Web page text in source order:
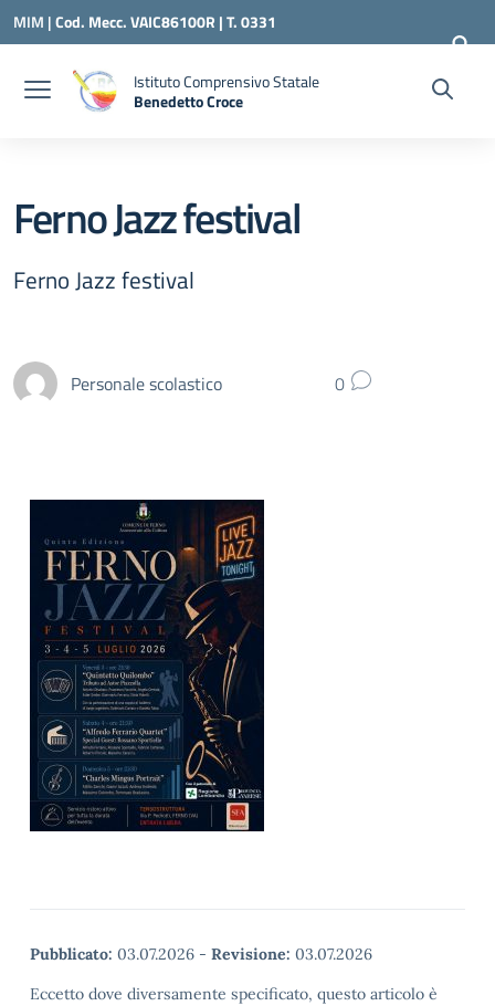
Vai ai contenuti
Vai al menu di navigazione
Vai al footer
MIM |Cod. Mecc. VAIC86100R | T. 0331
240260 | VAIC86100R@ISTRUZIONE.IT
Istituto Comprensivo Statale
Benedetto Croce
Ferno Jazz festival
Ferno Jazz festival
Personale scolastico 0
Pubblicato: 03.07.2026 - Revisione: 03.07.2026
Eccetto dove diversamente specificato, questo articolo è